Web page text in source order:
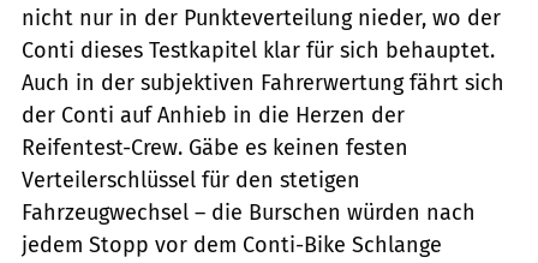
nicht nur in der Punkteverteilung nieder, wo der
Conti dieses Testkapitel klar für sich behauptet.
Auch in der subjektiven Fahrerwertung fährt sich
der Conti auf Anhieb in die Herzen der
Reifentest-Crew. Gäbe es keinen festen
Verteilerschlüssel für den stetigen
Fahrzeugwechsel – die Burschen würden nach
jedem Stopp vor dem Conti-Bike Schlange